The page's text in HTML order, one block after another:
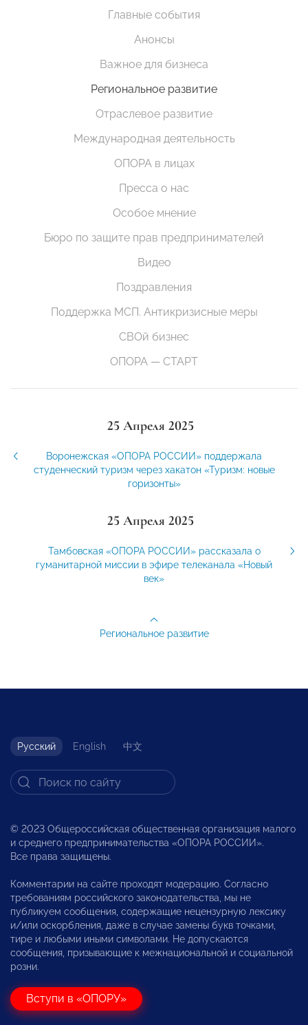
Главные события
Анонсы
Важное для бизнеса
Региональное развитие
Отраслевое развитие
Международная деятельность
ОПОРА в лицах
Пресса о нас
Особое мнение
Бюро по защите прав предпринимателей
Видео
Поздравления
Поддержка МСП. Антикризисные меры
СВОй бизнес
ОПОРА — СТАРТ
25 Апреля 2025
Воронежская «ОПОРА РОССИИ» поддержала
студенческий туризм через хакатон «Туризм: новые
горизонты»
25 Апреля 2025
Тамбовская «ОПОРА РОССИИ» рассказала о
гуманитарной миссии в эфире телеканала «Новый
век»
Региональное развитие
Русский English 中文
© 2023 Общероссийская общественная организация малого
и среднего предпринимательства «ОПОРА РОССИИ».
Все права защищены.
Комментарии на сайте проходят модерацию. Согласно
требованиям российского законодательства, мы не
публикуем сообщения, содержащие нецензурную лексику
и/или оскорбления, даже в случае замены букв точками,
тире и любыми иными символами. Не допускаются
сообщения, призывающие к межнациональной и социальной
розни.
Вступи в «ОПОРУ»